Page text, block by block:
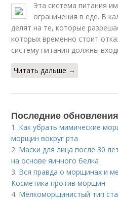
Эта система питания
ограничения в еде. В
делят на те, которые
которых временно стоит
систему питания должны
Читать дальше →
Последние
1. Как убрать мимические
морщин вокруг рта
2. Маски для лица после 30
на основе яичного белка
3. Вся правда о морщинах и
Косметика против морщин
4. Мелкоморщинистый тип